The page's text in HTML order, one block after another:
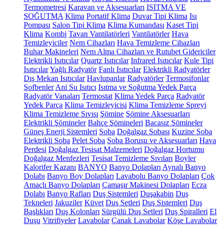
Termometresi Karavan ve Aksesuarları ISITMA VE
SOĞUTMA Klima Portatif Klima Duvar Tipi Klima Isı
Pompası Salon Tipi Klima Klima Kumandası Kaset Tipi
Klima Kombi Tavan Vantilatörleri Vantilatörler Hava
Temizleyiciler Nem Cihazları Hava Temizleme Cihazları
Buhar Makineleri Nem Alma Cihazları ve Rutubet Gidericiler
Elektrikli Isıtıcılar Quartz Isıtıcılar Infrared Isıtıcılar Kule Tipi
IsıtıcılarYağlı Radyatör Fanlı Isıtıcılar Elektrikli Radyatörler
Dış Mekan Isıtıcılar Havlupanlar Radyatörler Termosifonlar
Şofbenler Ani Su Isıtıcı Isıtma ve Soğutma Yedek Parça
Radyatör Vanaları Termostat Klima Yedek Parça Radyatör
Yedek Parça Klima Temizleyicisi Klima Temizleme Spreyi
Klima Temizleme Sıvısı Şömine Şömine Aksesuarları
Elektrikli Şömineler Bahçe Şömineleri Bacasız Şömineler
Güneş Enerji Sistemleri Soba Doğalgaz Sobası Kuzine Soba
Elektrikli Soba Pelet Soba Soba Borusu ve Aksesuarları Hava
Perdesi Doğalgaz Tesisat Malzemeleri Doğalgaz Hortumu
Doğalgaz Menfezleri Tesisat Temizleme Sıvıları Boyler
Kalorifer Kazanı BANYO Banyo Dolapları Aynalı Banyo
Dolabı Banyo Boy Dolapları Lavabolu Banyo Dolapları Çok
Amaçlı Banyo Dolapları Çamaşır Makinesi Dolapları Ecza
Dolabı Banyo Rafları Duş Sistemleri Duşakabin Duş
Tekneleri Jakuziler Küvet Duş Setleri Duş Sistemleri Duş
Başlıkları Duş Kolonları Sürgülü Duş Setleri Duş Spiralleri El
Duşu Vitrifiyeler Lavabolar Çanak Lavabolar Köşe Lavabolar